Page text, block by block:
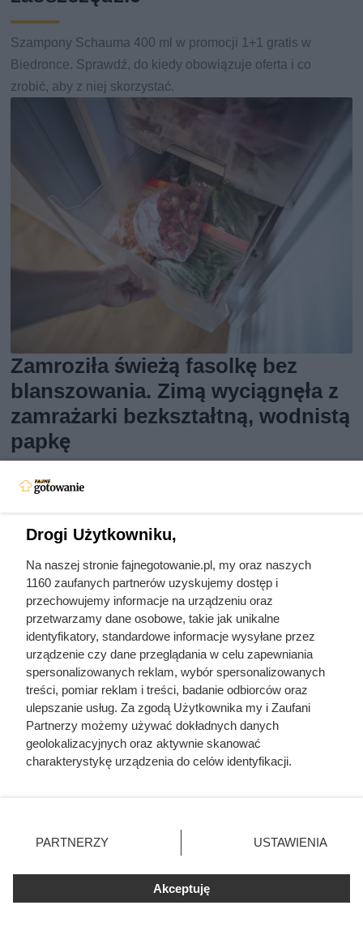
Szampony Schauma 400 ml w promocji 1+1 gratis w
Biedronce. Sprawdź, do kiedy obowiązuje oferta i co
zrobić, aby z niej skorzystać.
Zamroziła świeżą fasolkę bez
blanszowania. Zimą wyciągnęła z
zamrażarki bezkształtną, wodnistą
papkę
Dowiedz się, jak zamrozić fasolkę szparagową krok po
blanszować.
promocji Biedronka szybko
wprowadziła ograniczenie do 4
Drogi Użytkowniku,
Na naszej stronie fajnegotowanie.pl, my oraz naszych
1160 zaufanych partnerów uzyskujemy dostęp i
przechowujemy informacje na urządzeniu oraz
przetwarzamy dane osobowe, takie jak unikalne
identyfikatory, standardowe informacje wysyłane przez
urządzenie czy dane przeglądania w celu zapewniania
spersonalizowanych reklam, wybór spersonalizowanych
treści, pomiar reklam i treści, badanie odbiorców oraz
ulepszanie usług. Za zgodą Użytkownika my i Zaufani
Partnerzy możemy używać dokładnych danych
geolokalizacyjnych oraz aktywnie skanować
charakterystykę urządzenia do celów identyfikacji.
zmienić/wycofać klikając przycisk ustawień prywatności
znajdujący się w lewym dolnym rogu strony
rodzaje przetwarzania danych nie wymagają zgody
użytkownika, ale masz prawo sprzeciwić się takiemu
przetwarzaniu. Preferencje będą miały zastosowania tylko
PARTNERZY USTAWIENIA
Akceptuję